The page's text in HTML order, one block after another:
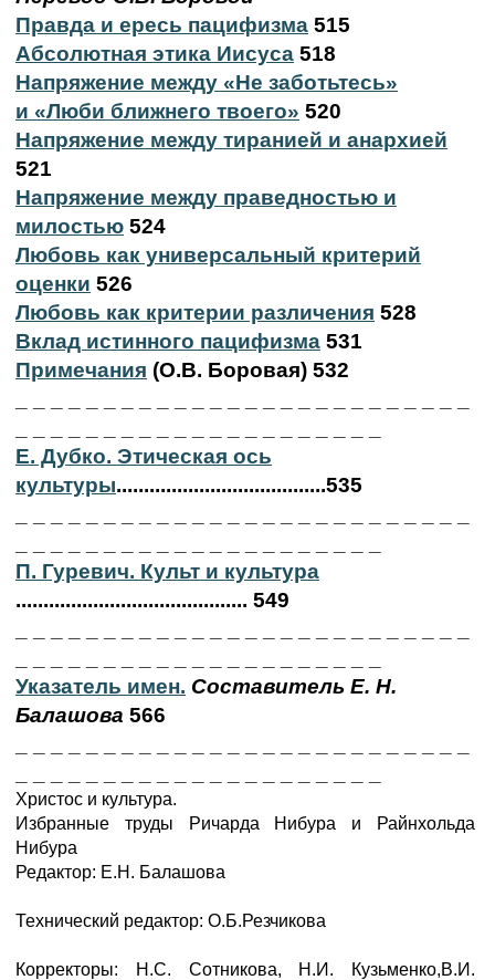
Правда и ересь пацифизма 515
Абсолютная этика Иисуса 518
Напряжение между «Не заботьтесь»
и «Люби ближнего твоего» 520
Напряжение между тиранией и анархией
521
Напряжение между праведностью и
милостью 524
Любовь как универсальный критерий
оценки 526
Любовь как критерии различения 528
Вклад истинного пацифизма 531
Примечания (О.В. Боровая) 532
Е. Дубко. Этическая ось
культуры......................................535
П. Гуревич. Культ и культура
.......................................... 549
Указатель имен. Составитель Е. Н.
Балашова 566
Христос и культура.
Избранные труды Ричарда Нибура и Райнхольда
Нибура
Редактор: E.H. Балашова
Технический редактор: О.Б.Резчикова
Корректоры: Н.С. Сотникова, Н.И. Кузьменко,В.И.